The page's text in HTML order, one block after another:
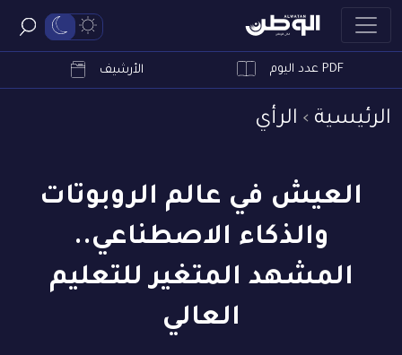
PDF عدد اليوم الأرشيف
الرئيسية الرأي
العيش في عالم الروبوتات
والذكاء الاصطناعي..
المشهد المتغير للتعليم
العالي